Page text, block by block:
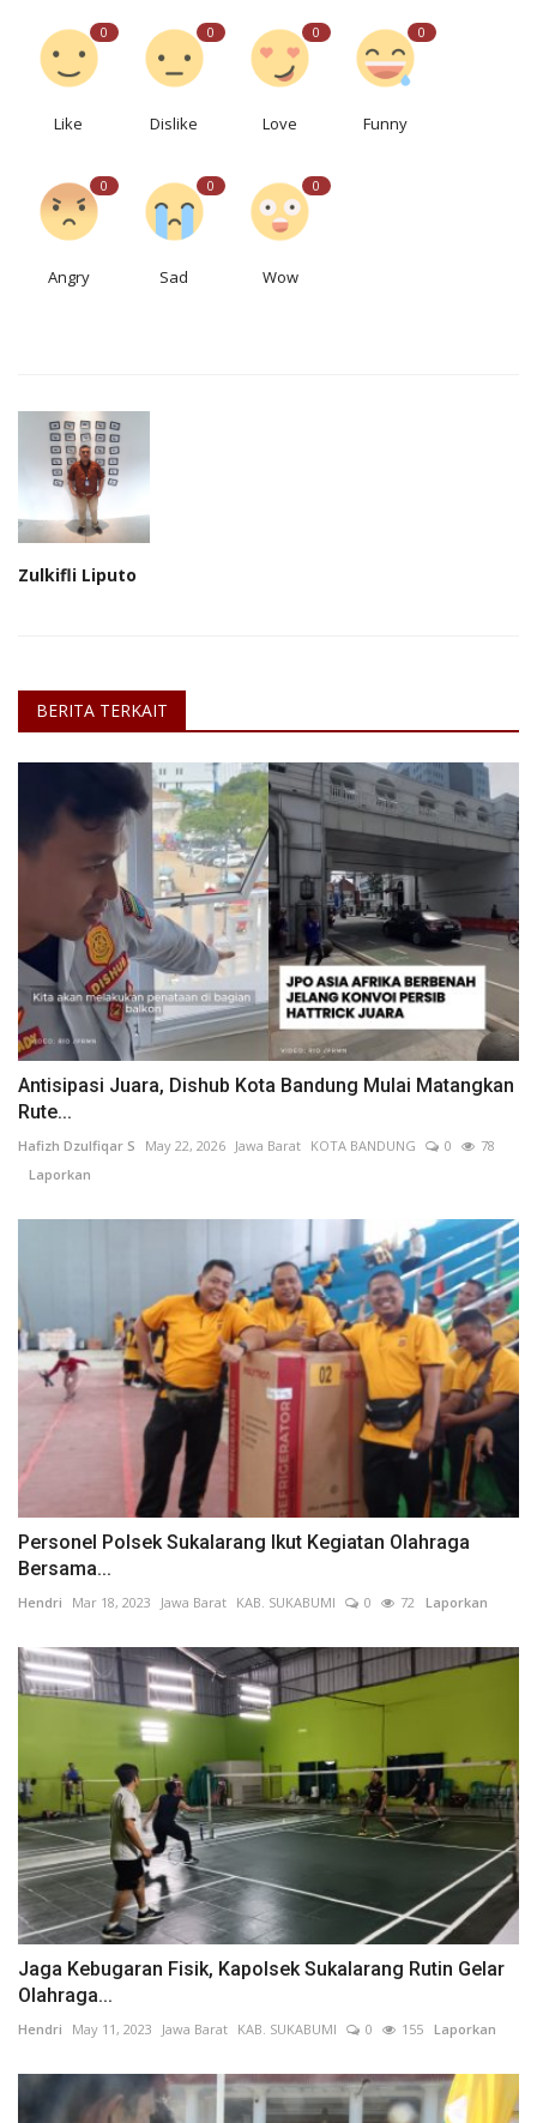
0
Like
0
Dislike
0
Love
0
Funny
0
Angry
0
Sad
0
Wow
Zulkifli Liputo
BERITA TERKAIT
Antisipasi Juara, Dishub Kota Bandung Mulai Matangkan
Rute...
Hafizh Dzulfiqar S May 22, 2026 Jawa Barat KOTA BANDUNG 0
78
Laporkan
Personel Polsek Sukalarang Ikut Kegiatan Olahraga
Bersama...
Hendri Mar 18, 2023 Jawa Barat KAB. SUKABUMI 0 72 Laporkan
Jaga Kebugaran Fisik, Kapolsek Sukalarang Rutin Gelar
Olahraga...
Hendri May 11, 2023 Jawa Barat KAB. SUKABUMI 0 155 Laporkan